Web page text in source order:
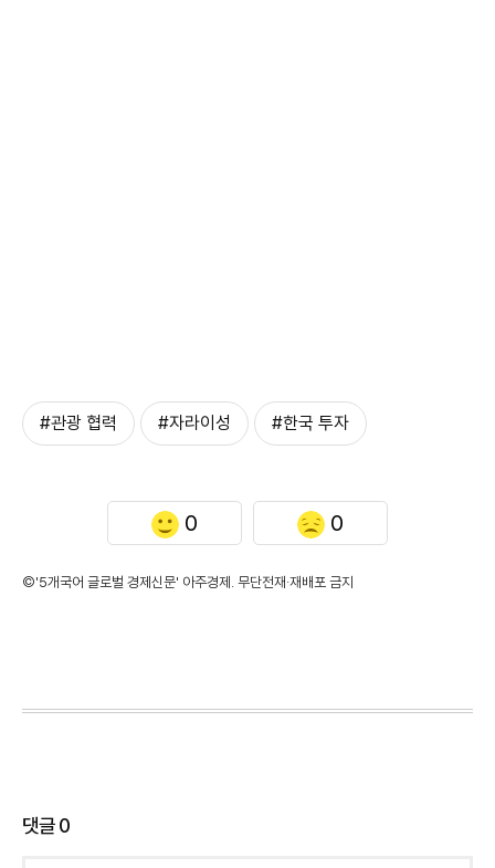
#관광 협력 #자라이성 #한국 투자
0 0
©'5개국어 글로벌 경제신문' 아주경제. 무단전재·재배포 금지
댓글0